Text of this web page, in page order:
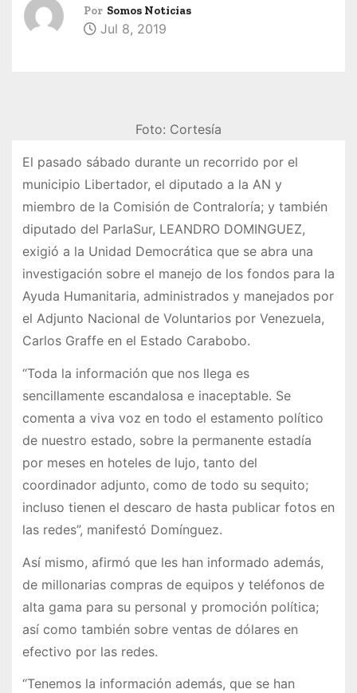
Por Somos Noticias
Jul 8, 2019
Foto: Cortesía
El pasado sábado durante un recorrido por el
municipio Libertador, el diputado a la AN y
miembro de la Comisión de Contraloría; y también
diputado del ParlaSur, LEANDRO DOMINGUEZ,
exigió a la Unidad Democrática que se abra una
investigación sobre el manejo de los fondos para la
Ayuda Humanitaria, administrados y manejados por
el Adjunto Nacional de Voluntarios por Venezuela,
Carlos Graffe en el Estado Carabobo.
“Toda la información que nos llega es
sencillamente escandalosa e inaceptable. Se
comenta a viva voz en todo el estamento político
de nuestro estado, sobre la permanente estadía
por meses en hoteles de lujo, tanto del
coordinador adjunto, como de todo su sequito;
incluso tienen el descaro de hasta publicar fotos en
las redes”, manifestó Domínguez.
Así mismo, afirmó que les han informado además,
de millonarias compras de equipos y teléfonos de
alta gama para su personal y promoción política;
así como también sobre ventas de dólares en
efectivo por las redes.
“Tenemos la información además, que se han